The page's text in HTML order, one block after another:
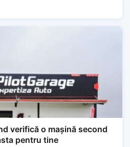
verifică o mașină second
pentru tine